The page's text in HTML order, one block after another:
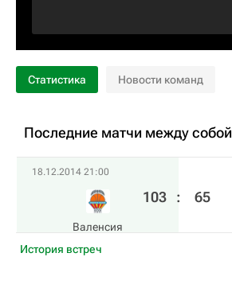
Статистика Новости команд
Последние матчи между собой
18.12.2014 21:00
Валенсия
103 : 65
История встреч